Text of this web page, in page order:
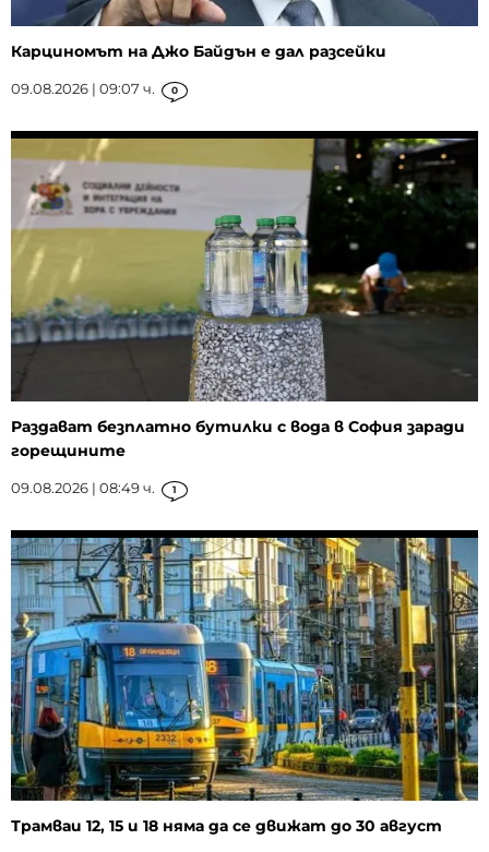
Карциномът на Джо Байдън е дал разсейки
09.08.2026 | 09:07 ч. 0
Раздават безплатно бутилки с вода в София заради
горещините
09.08.2026 | 08:49 ч. 1
Трамваи 12, 15 и 18 няма да се движат до 30 август